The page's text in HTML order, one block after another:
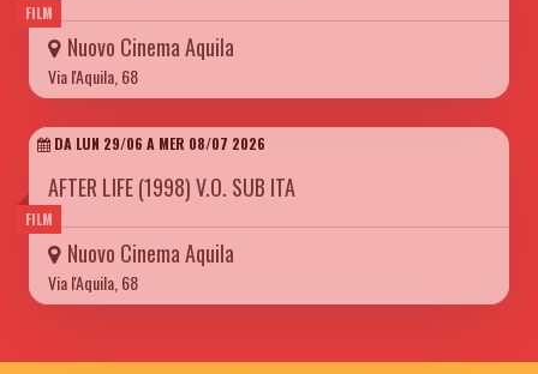
FILM
Nuovo Cinema Aquila
Via l'Aquila, 68
FILM
DA LUN 29/06 A MER 08/07 2026
AFTER LIFE (1998) V.O. SUB ITA
Nuovo Cinema Aquila
Via l'Aquila, 68